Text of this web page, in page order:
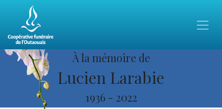
À la mémoire de
Lucien Larabie
1936 - 2022